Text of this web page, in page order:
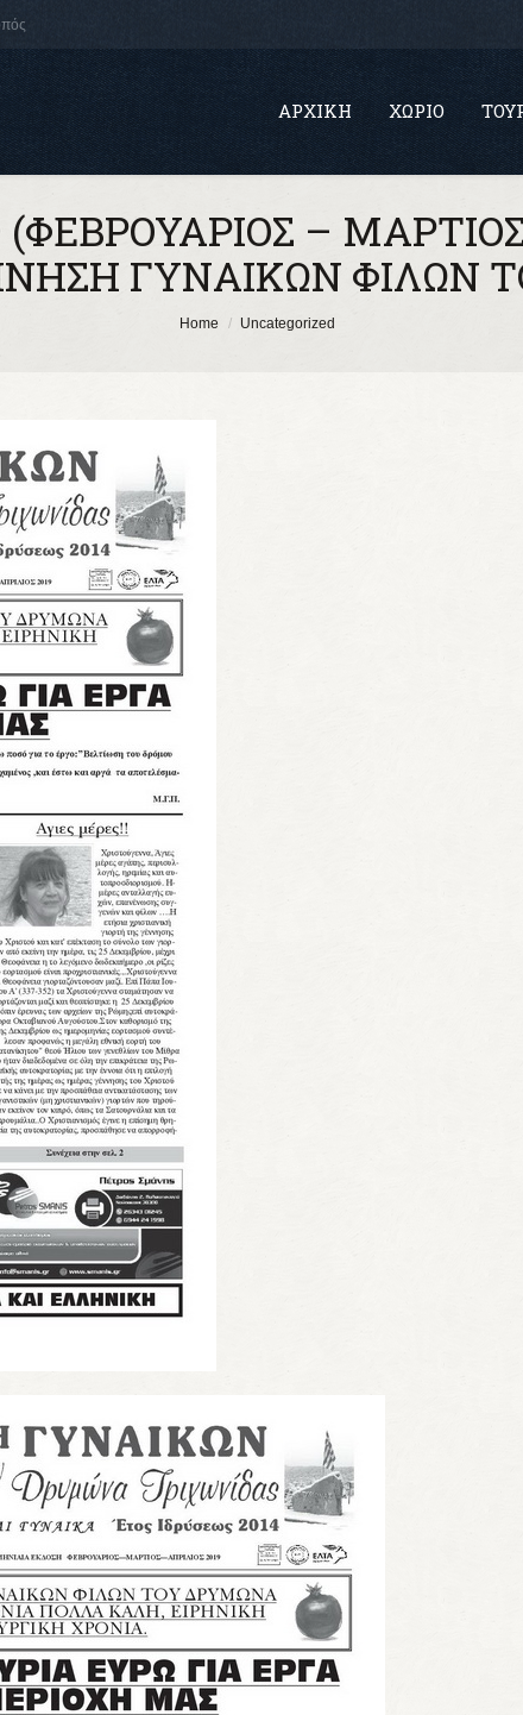
ΑΡΧΙΚΉ ΧΩΡΙΌ
(ΦΕΒΡΟΥΑΡΙΟΣ –
ΓΥΝΑΙΚΩΝ ΦΙΛΩΝ
Home Uncategorized